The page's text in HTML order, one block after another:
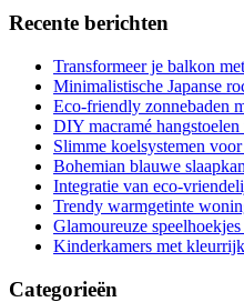
Recente berichten
Transformeer je balkon
Minimalistische Japanse
Eco-friendly zonnebaden
DIY macramé
Slimme koelsystemen
Bohemian blauwe
Integratie van eco-
Trendy warmgetinte
Glamoureuze
Kinderkamers met
Categorieën